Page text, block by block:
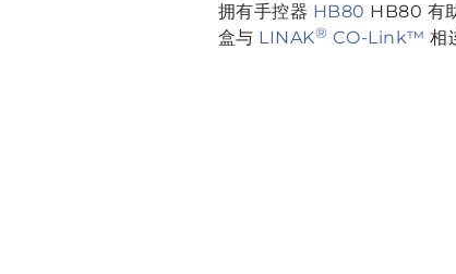
拥有手控器 HB80 HB80 有
盒与 LINAK® CO-Link™ 相